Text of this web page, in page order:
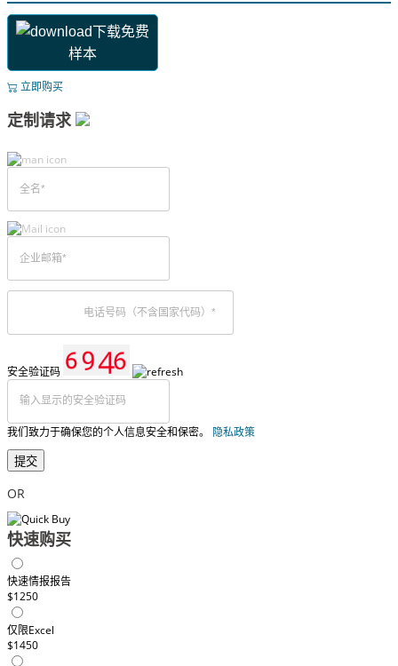
下载免费
样本
立即购买
定制请求
安全验证码
我们致力于确保您的个人信息安全和保密。 隐私政策
提交
OR
快速购买
快速情报报告
$1250
仅限Excel
$1450